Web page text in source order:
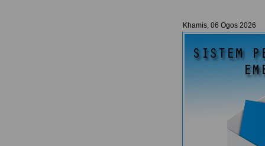
Khamis, 06 Ogos 2026